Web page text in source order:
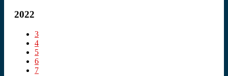
2022
3
4
5
6
7